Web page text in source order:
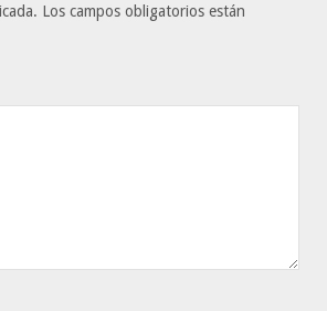
Los campos obligatorios están